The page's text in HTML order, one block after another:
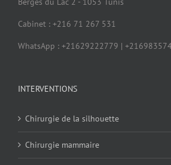
Cabinet : +216 71 267 531
WhatsApp : +21629222779 |
INTERVENTIONS
Chirurgie de la silhouette
Chirurgie mammaire